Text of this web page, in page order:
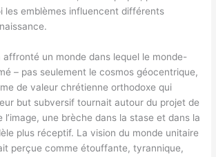
les emblèmes influencent différents
affronté un monde dans lequel le monde-
– pas seulement le cosmos géocentrique,
de valeur chrétienne orthodoxe qui
but subversif tournait autour du projet de
l’image, une brèche dans la stase et dans la
plus réceptif. La vision du monde unitaire
perçue comme étouffante, tyrannique,